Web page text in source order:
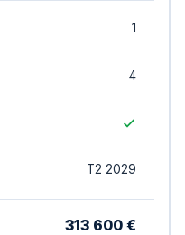
1
4
T2 2029
313 600 €